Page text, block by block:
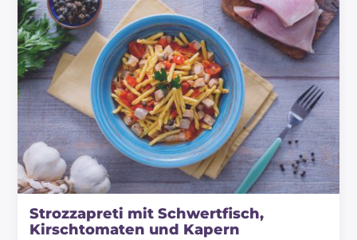
Strozzapreti mit Schwertfisch,
Kirschtomaten und Kapern